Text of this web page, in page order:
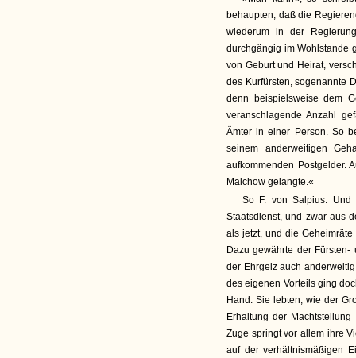
behaupten, daß die
wiederum in der
durchgängig im Wohlstande
von Geburt und Heirat,
des Kurfürsten, sogenannte
denn beispielsweise dem
veranschlagende Anzahl
Ämter in einer Person. So
seinem anderweitigen
aufkommenden Postgelder.
Malchow gelangte.«
So F. von Salpius. Und
Staatsdienst, und zwar aus
als jetzt, und die
Dazu gewährte der
der Ehrgeiz auch
des eigenen Vorteils ging
Hand. Sie lebten, wie der
Erhaltung der
Zuge springt vor allem ihre
auf der verhältnismäßigen